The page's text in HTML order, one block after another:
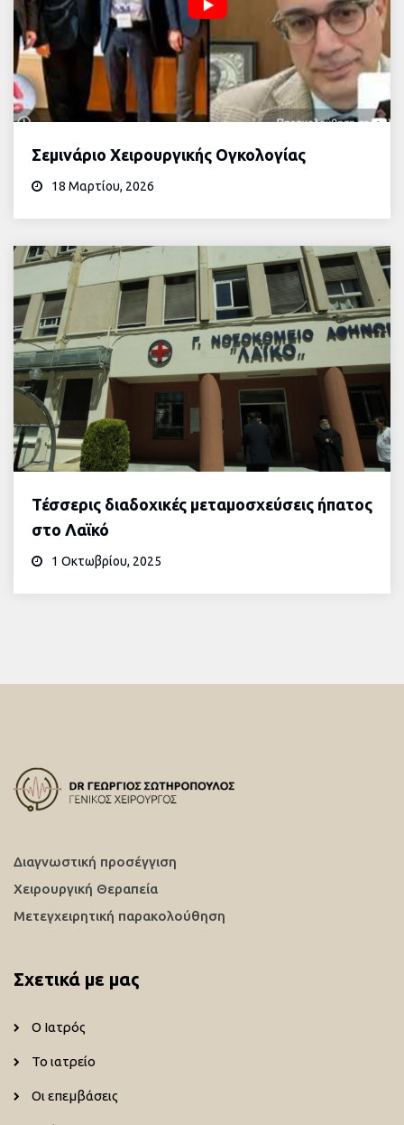
Σεμινάριο Χειρουργικής Ογκολογίας
18 Μαρτίου, 2026
Τέσσερις διαδοχικές μεταμοσχεύσεις ήπατος
στο Λαϊκό
1 Οκτωβρίου, 2025
Διαγνωστική προσέγγιση
Χειρουργική Θεραπεία
Μετεγχειρητική παρακολούθηση
Σχετικά με μας
Ο Ιατρός
Το ιατρείο
Οι επεμβάσεις